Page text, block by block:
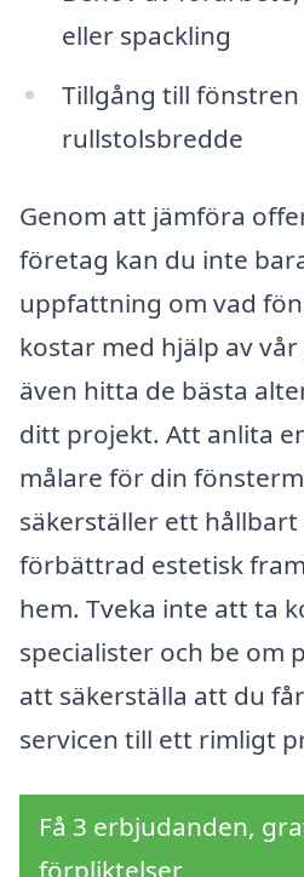
eller spackling
Tillgång till
rullstolsbredde
Genom att jämföra
företag kan du inte
uppfattning om vad
kostar med hjälp av
även hitta de bästa
ditt projekt. Att anlita
målare för din
säkerställer ett
förbättrad estetisk
hem. Tveka inte att ta
specialister och be om
att säkerställa att du
servicen till ett rimligt
Få 3 erbjudanden,
förpliktelser